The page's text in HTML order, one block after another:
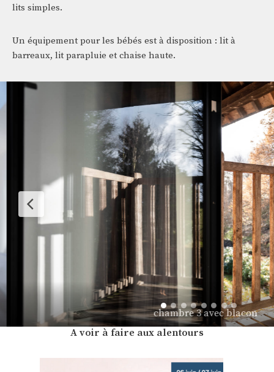
lits simples.
Un équipement pour les bébés est à disposition : lit à
barreaux, lit parapluie et chaise haute.
chambre 3 avec blacon
A voir à faire aux alentours